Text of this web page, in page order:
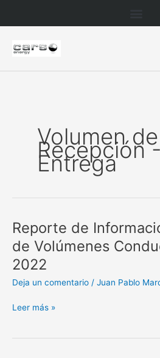
Volumen de
Recepción -
Entrega
Reporte de
de Volúmenes
2022
Deja un comentario / Juan Pablo
Reporte
de
Información
en
Materia
Volúmenes
Leer más »